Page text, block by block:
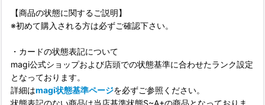
【商品の状態に関するご説明】
※初めて購入される方は必ずご確認下さい。
・カードの状態表記について
magi公式ショップおよび店頭での状態基準に合わせたランク設定
となっております。
詳細はmagi状態基準ページを必ずご参照ください。
状態表記のない商品は当店基準状態S~A+の商品となっておりま